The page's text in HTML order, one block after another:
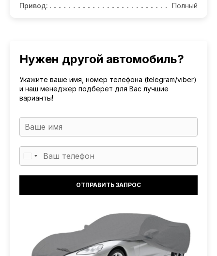
Привод:
Полный
Нужен другой автомобиль?
Укажите ваше имя, номер телефона (telegram/viber)
и наш менеджер подберет для Вас лучшие
варианты!